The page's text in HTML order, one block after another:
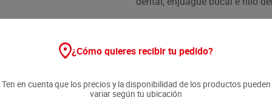
¿Cómo quieres recibir tu pedido?
Ten en cuenta que los precios y la disponibilidad de los productos pueden
variar según tu ubicación